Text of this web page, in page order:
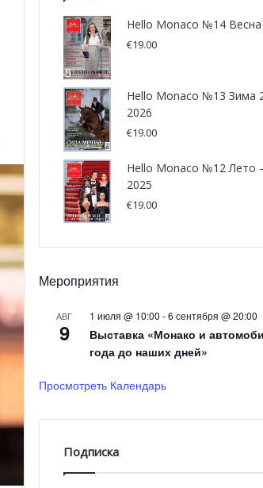
Hello Monaco №14 Весна
€19.00
Hello Monaco №13 Зима
2026
€19.00
Hello Monaco №12 Лето
2025
€19.00
Мероприятия
АВГ
9
1 июля @ 10:00 -6 сентября @ 20:00
Выставка «Монако и
года до наших дней»
Просмотреть Календарь
Подписка